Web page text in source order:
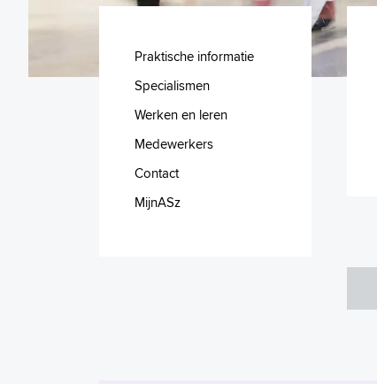
Praktische informatie
Specialismen
Werken en leren
Medewerkers
Contact
MijnASz